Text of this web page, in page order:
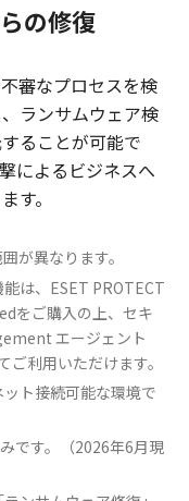
の修復
審なプロセスを検
ランサムウェア検
ることが可能で
によるビジネスへ
す。
が異なります。
は、ESET PROTECT
をご購入の上、セキ
エージェント
利用いただけます。
ト接続可能な環境で
です。（2026年6月現